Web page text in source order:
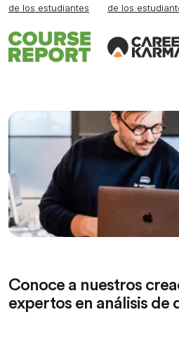
de los estudiantes
de los
Conoce a nuestros
expertos en análisis de